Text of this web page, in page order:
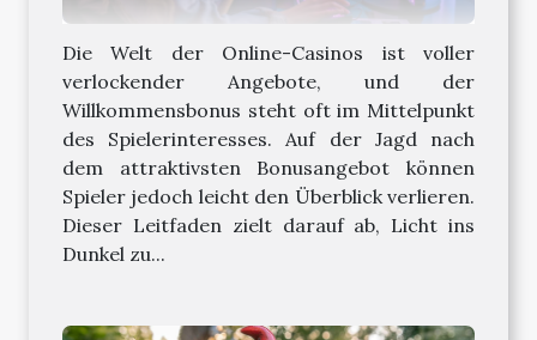
Die Welt der Online-Casinos ist voller
verlockender Angebote, und der
Willkommensbonus steht oft im Mittelpunkt
des Spielerinteresses. Auf der Jagd nach
dem attraktivsten Bonusangebot können
Spieler jedoch leicht den Überblick verlieren.
Dieser Leitfaden zielt darauf ab, Licht ins
Dunkel zu...